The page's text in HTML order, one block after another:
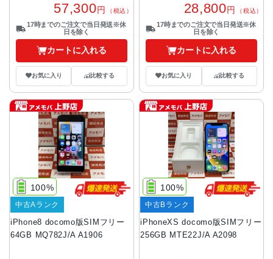
57,300円 （税込）
17時までのご注文で当日発送※休
日を除く
カートに入れる
お気に入り 比較する
28,800円 （税込）
17時までのご注文で当日発送※休
日を除く
カートに入れる
お気に入り 比較する
iPhone8 docomo版SIMフリー
64GB MQ782J/A A1906
100%
中古Aランク
iPhoneXS docomo版SIMフリー
256GB MTE22J/A A2098
100%
中古Bランク